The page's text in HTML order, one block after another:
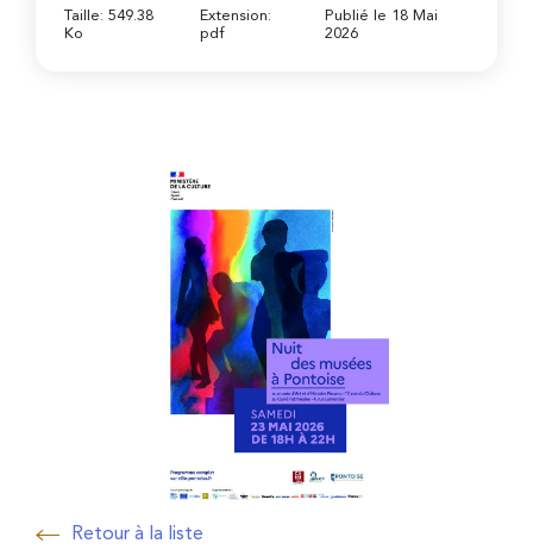
Taille: 549.38
Ko
Extension:
pdf
Publié le 18 Mai
2026
Retour à la liste
Retour à la liste